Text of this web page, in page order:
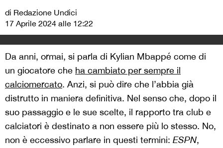
di Redazione Undici
17 Aprile 2024 alle 12:22
Da anni, ormai, si parla di Kylian Mbappé come di
un giocatore che ha cambiato per sempre il
calciomercato. Anzi, si può dire che l’abbia già
distrutto in maniera definitiva. Nel senso che, dopo il
suo passaggio e le sue scelte, il rapporto tra club e
calciatori è destinato a non essere più lo stesso. No,
non è eccessivo parlare in questi termini: ESPN,